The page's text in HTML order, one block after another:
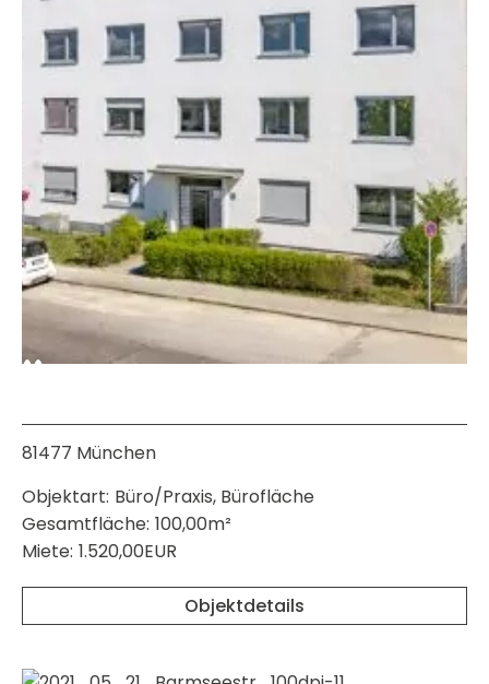
81477 München
Objektart: Büro/Praxis, Bürofläche
Gesamtfläche: 100,00m²
Miete: 1.520,00EUR
Objektdetails